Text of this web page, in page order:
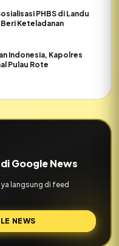
PHBS di Landu
Keteladanan
Indonesia, Kapolres
Pulau Rote
Google News
langsung di feed
NEWS